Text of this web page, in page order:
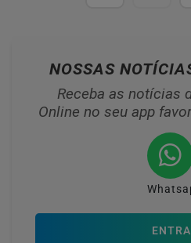
NOSSAS
Receba as notícias
Online no seu app